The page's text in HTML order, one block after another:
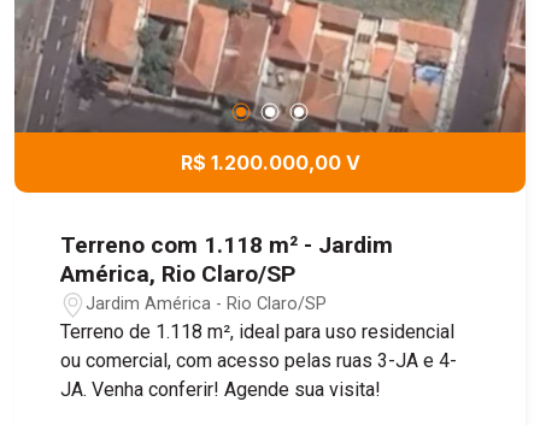
R$ 1.200.000,00 V
Terreno com 1.118 m² - Jardim
América, Rio Claro/SP
Jardim América - Rio Claro/SP
Terreno de 1.118 m², ideal para uso residencial
ou comercial, com acesso pelas ruas 3-JA e 4-
JA. Venha conferir! Agende sua visita!